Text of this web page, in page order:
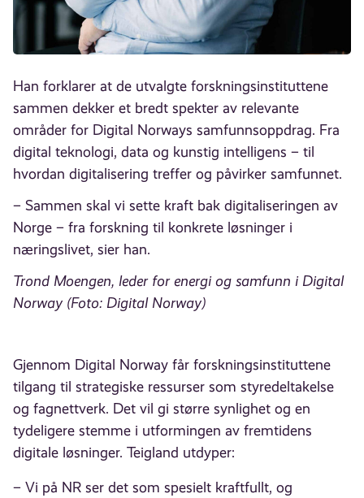
Han forklarer at de utvalgte forskningsinstituttene
sammen dekker et bredt spekter av relevante
områder for Digital Norways samfunnsoppdrag. Fra
digital teknologi, data og kunstig intelligens – til
hvordan digitalisering treffer og påvirker samfunnet.
– Sammen skal vi sette kraft bak digitaliseringen av
Norge – fra forskning til konkrete løsninger i
næringslivet, sier han.
Trond Moengen, leder for energi og samfunn i Digital
Norway (Foto: Digital Norway)
Gjennom Digital Norway får forskningsinstituttene
tilgang til strategiske ressurser som styredeltakelse
og fagnettverk. Det vil gi større synlighet og en
tydeligere stemme i utformingen av fremtidens
digitale løsninger. Teigland utdyper:
– Vi på NR ser det som spesielt kraftfullt, og